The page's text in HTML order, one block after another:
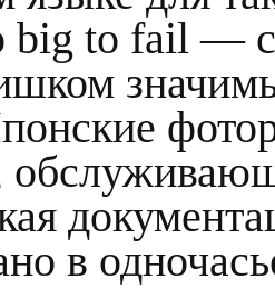
big to fail —
в